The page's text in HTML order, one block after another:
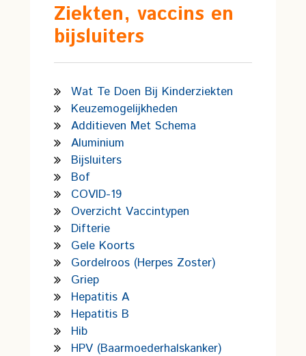
Ziekten, vaccins en
bijsluiters
Wat Te Doen Bij Kinderziekten
Keuzemogelijkheden
Additieven Met Schema
Aluminium
Bijsluiters
Bof
COVID-19
Overzicht Vaccintypen
Difterie
Gele Koorts
Gordelroos (Herpes Zoster)
Griep
Hepatitis A
Hepatitis B
Hib
HPV (Baarmoederhalskanker)